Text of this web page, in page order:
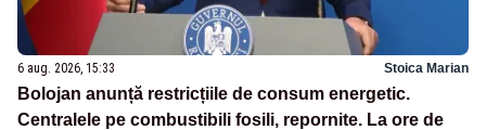
6 aug. 2026, 15:33 Stoica Marian
Bolojan anunță restricțiile de consum energetic.
Centralele pe combustibili fosili, repornite. La ore de